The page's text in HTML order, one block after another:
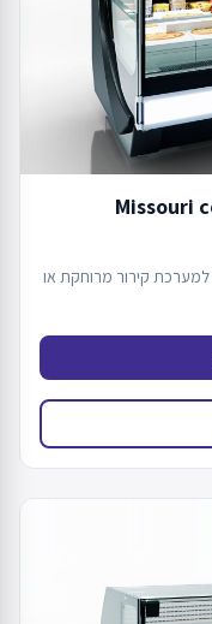
Missouri
קירור מרוחקת או